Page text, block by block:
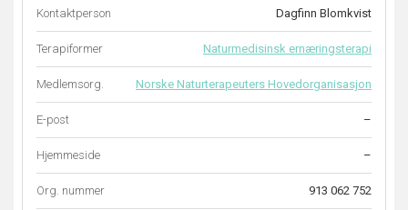
Kontaktperson Dagfinn Blomkvist
Terapiformer Naturmedisinsk ernæringsterapi
Medlemsorg. Norske Naturterapeuters Hovedorganisasjon
E-post –
Hjemmeside –
Org. nummer 913 062 752